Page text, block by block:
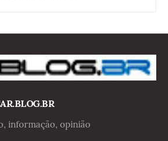
informação, opinião